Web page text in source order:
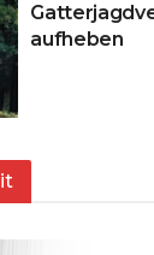
aufheben